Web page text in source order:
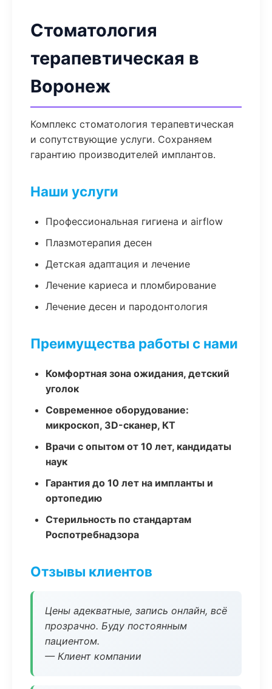
Стоматология
терапевтическая в
Воронеж
Комплекс стоматология терапевтическая
и сопутствующие услуги. Сохраняем
гарантию производителей имплантов.
Наши услуги
Профессиональная гигиена и airflow
Плазмотерапия десен
Детская адаптация и лечение
Лечение кариеса и пломбирование
Лечение десен и пародонтология
Преимущества работы с нами
Комфортная зона ожидания, детский
уголок
Современное оборудование:
микроскоп, 3D-сканер, КТ
Врачи с опытом от 10 лет, кандидаты
наук
Гарантия до 10 лет на импланты и
ортопедию
Стерильность по стандартам
Роспотребнадзора
Отзывы клиентов
Цены адекватные, запись онлайн, всё
прозрачно. Буду постоянным
пациентом.
— Клиент компании